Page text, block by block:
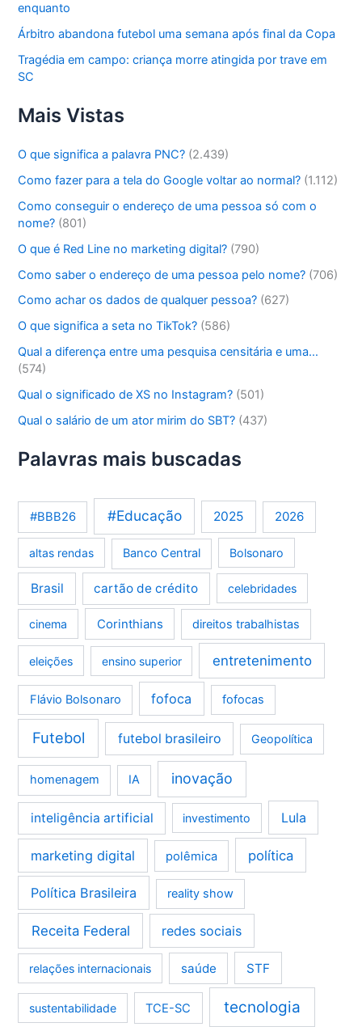
enquanto
Árbitro abandona futebol uma semana após final da Copa
Tragédia em campo: criança morre atingida por trave em
SC
Mais Vistas
O que significa a palavra PNC? (2.439)
Como fazer para a tela do Google voltar ao normal? (1.112)
Como conseguir o endereço de uma pessoa só com o
nome? (801)
O que é Red Line no marketing digital? (790)
Como saber o endereço de uma pessoa pelo nome? (706)
Como achar os dados de qualquer pessoa? (627)
O que significa a seta no TikTok? (586)
Qual a diferença entre uma pesquisa censitária e uma…
(574)
Qual o significado de XS no Instagram? (501)
Qual o salário de um ator mirim do SBT? (437)
Palavras mais buscadas
#BBB26 #Educação 2025 2026
altas rendas Banco Central Bolsonaro
Brasil cartão de crédito celebridades
cinema Corinthians direitos trabalhistas
eleições ensino superior entretenimento
Flávio Bolsonaro fofoca fofocas
Futebol futebol brasileiro Geopolítica
homenagem IA inovação
inteligência artificial investimento Lula
marketing digital polêmica política
Política Brasileira reality show
Receita Federal redes sociais
relações internacionais saúde STF
sustentabilidade TCE-SC tecnologia